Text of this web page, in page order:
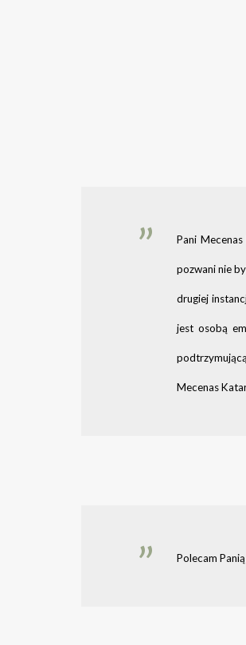
Pani
pozwani nie
drugiej
jest osobą
Mecenas
Polecam